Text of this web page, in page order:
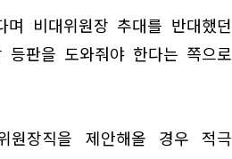
비대위원장 추대를 반대했던
판을 도와줘야 한다는 쪽으로
장직을 제안해올 경우 적극